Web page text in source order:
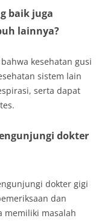
baik juga
lainnya?
kesehatan gusi
sistem lain
serta dapat
dokter
dokter gigi
dan
memiliki masalah